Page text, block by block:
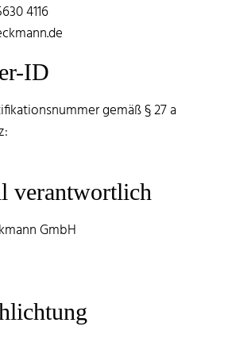
4116
ID
gemäß § 27 a
verantwortlich
GmbH